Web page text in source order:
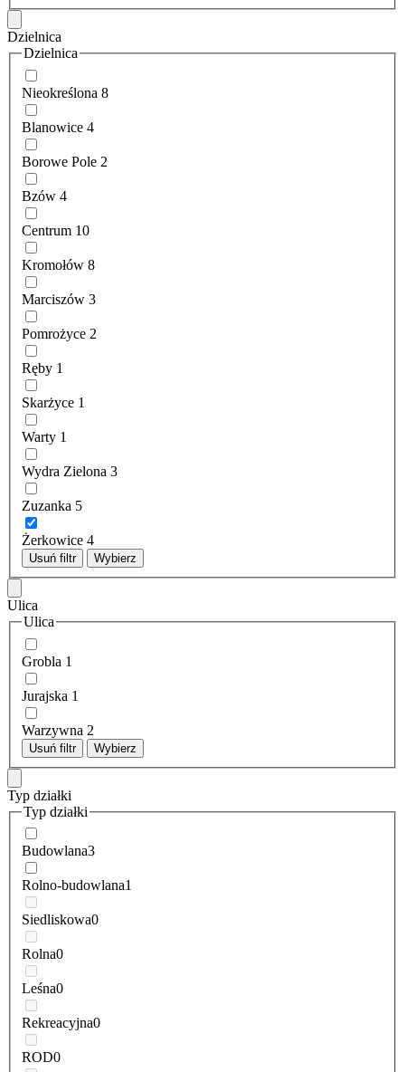
Dzielnica
Dzielnica
Nieokreślona 8
Blanowice 4
Borowe Pole 2
Bzów 4
Centrum 10
Kromołów 8
Marciszów 3
Pomrożyce 2
Ręby 1
Skarżyce 1
Warty 1
Wydra Zielona 3
Zuzanka 5
Żerkowice 4
Usuń filtr Wybierz
Ulica
Ulica
Grobla 1
Jurajska 1
Warzywna 2
Usuń filtr Wybierz
Typ działki
Typ działki
Budowlana3
Rolno-budowlana1
Siedliskowa0
Rolna0
Leśna0
Rekreacyjna0
ROD0